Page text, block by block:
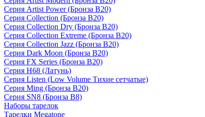
Серия Artist Power (Бронза B20)
Серия Collection (Бронза B20)
Серия Collection Dry (Бронза B20)
Серия Collection Extreme (Бронза B20)
Серия Collection Jazz (Бронза B20)
Серия Dark Moon (Бронза B20)
Серия FX Series (Бронза B20)
Серия H68 (Латунь)
Серия Listen (Low Volume Тихие сетчатые)
Серия Ming (Бронза B20)
Серия SN8 (Бронза B8)
Наборы тарелок
Тарелки Megatone